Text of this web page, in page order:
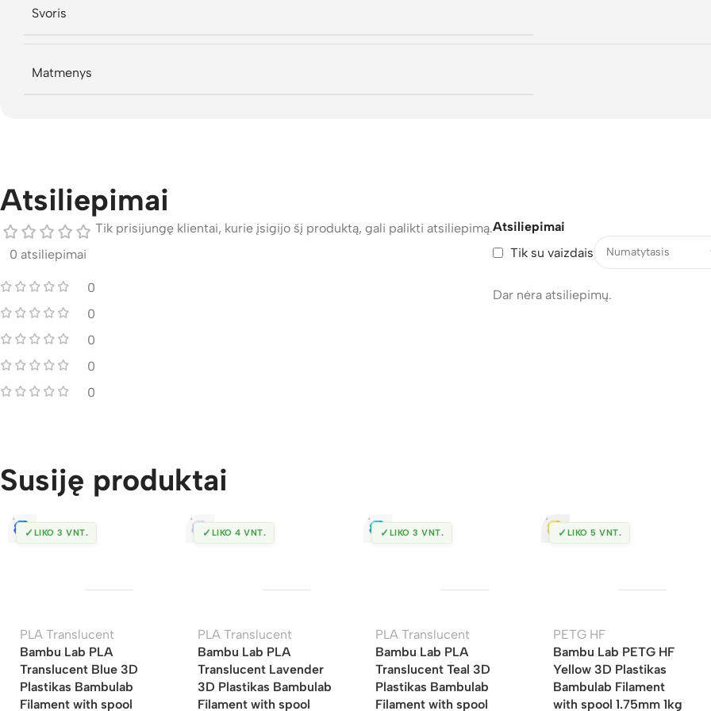
Svoris
Matmenys
Atsiliepimai
0 atsiliepimai
0
0
0
0
0
Atsiliepimai
Tik su vaizdais
Dar nėra atsiliepimų.
Tik prisijungę klientai, kurie įsigijo šį produktą, gali palikti atsiliepimą.
Susiję produktai
✓ LIKO 3 VNT.
PLA Translucent
Bambu Lab PLA
Translucent Blue 3D
Plastikas Bambulab
Filament with spool
✓ LIKO 4 VNT.
PLA Translucent
Bambu Lab PLA
Translucent Lavender
3D Plastikas Bambulab
Filament with spool
✓ LIKO 3 VNT.
PLA Translucent
Bambu Lab PLA
Translucent Teal 3D
Plastikas Bambulab
Filament with spool
✓ LIKO 5 VNT.
PETG HF
Bambu Lab PETG HF
Yellow 3D Plastikas
Bambulab Filament
with spool 1.75mm 1kg